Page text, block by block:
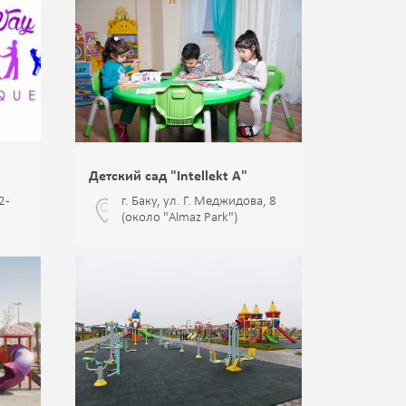
Детский сад "Intellekt A"
г. Баку, ул. Г. Меджидова, 8
(около "Almaz Park")